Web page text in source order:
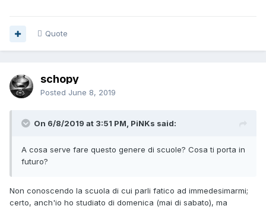
Quote
schopy
Posted June 8, 2019
On 6/8/2019 at 3:51 PM, PiNKs said:
A cosa serve fare questo genere di scuole? Cosa ti porta in
futuro?
Non conoscendo la scuola di cui parli fatico ad immedesimarmi;
certo, anch'io ho studiato di domenica (mai di sabato), ma